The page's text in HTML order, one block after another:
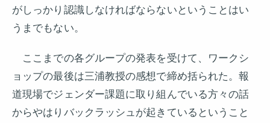
がしっかり認識しなければならないということはい
うまでもない。
ここまでの各グループの発表を受けて、ワークシ
ョップの最後は三浦教授の感想で締め括られた。報
道現場でジェンダー課題に取り組んでいる方々の話
からやはりバックラッシュが起きているということ